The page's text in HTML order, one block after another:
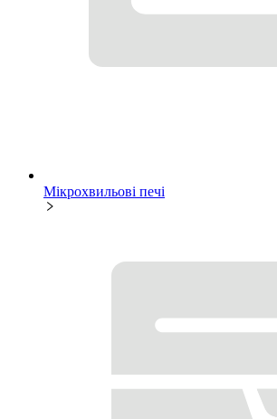
Мікрохвильові печі